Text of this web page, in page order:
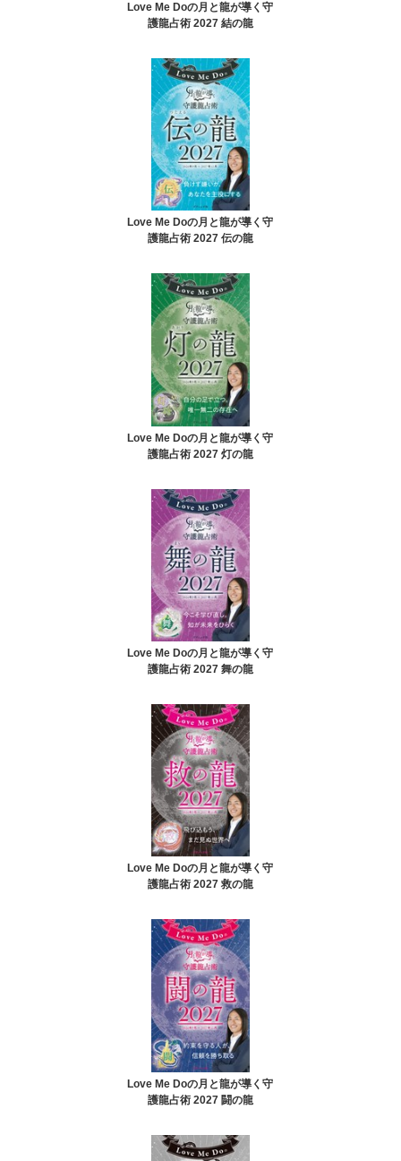
Love Me Doの月と龍が導く守
護龍占術 2027 結の龍
Love Me Doの月と龍が導く守
護龍占術 2027 伝の龍
Love Me Doの月と龍が導く守
護龍占術 2027 灯の龍
Love Me Doの月と龍が導く守
護龍占術 2027 舞の龍
Love Me Doの月と龍が導く守
護龍占術 2027 救の龍
Love Me Doの月と龍が導く守
護龍占術 2027 闘の龍